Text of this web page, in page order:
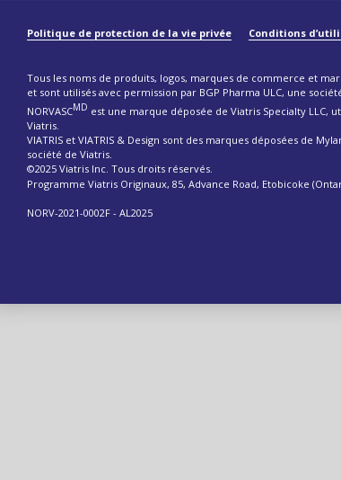
Politique de protection de la vie privée Conditions
Tous les noms de produits, logos, marques de commerce et
et sont utilisés avec permission par BGP Pharma ULC, une
NORVASCMD est une marque déposée de Viatris Specialty LLC,
Viatris.
VIATRIS et VIATRIS & Design sont des marques déposées de
société de Viatris.
©2025 Viatris Inc. Tous droits réservés.
Programme Viatris Originaux, 85, Advance Road, Etobicoke
NORV-2021-0002F - AL2025